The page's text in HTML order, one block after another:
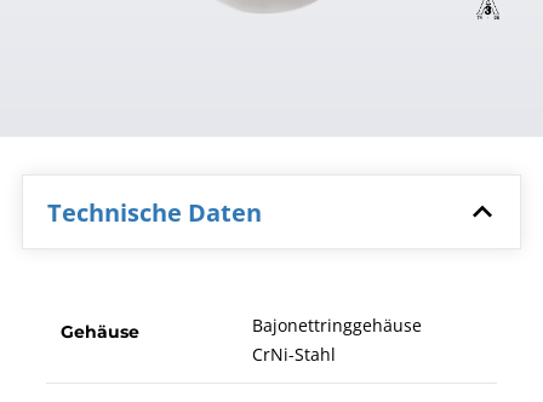
Technische Daten
Gehäuse
Bajonettringgehäuse
CrNi-Stahl